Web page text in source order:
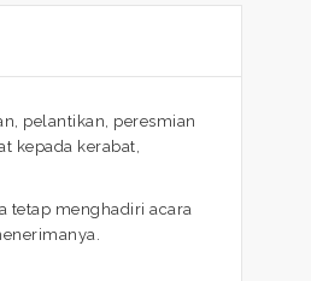
pelantikan, peresmian
kepada kerabat,
tetap menghadiri acara